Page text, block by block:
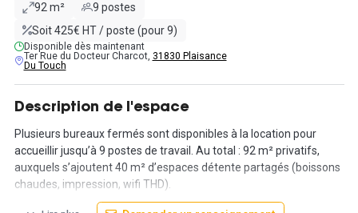
92 m²
9 postes
Soit 425€ HT / poste (pour 9)
Disponible dès maintenant
Ter Rue du Docteur Charcot, 31830 Plaisance
Du Touch
Description de l'espace
Plusieurs bureaux fermés sont disponibles à la location pour
accueillir jusqu’à 9 postes de travail. Au total : 92 m² privatifs,
auxquels s’ajoutent 40 m² d’espaces détente partagés (boissons
chaudes, impression, wifi THD).